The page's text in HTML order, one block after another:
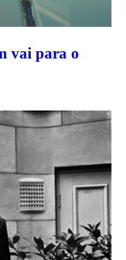
vai para o